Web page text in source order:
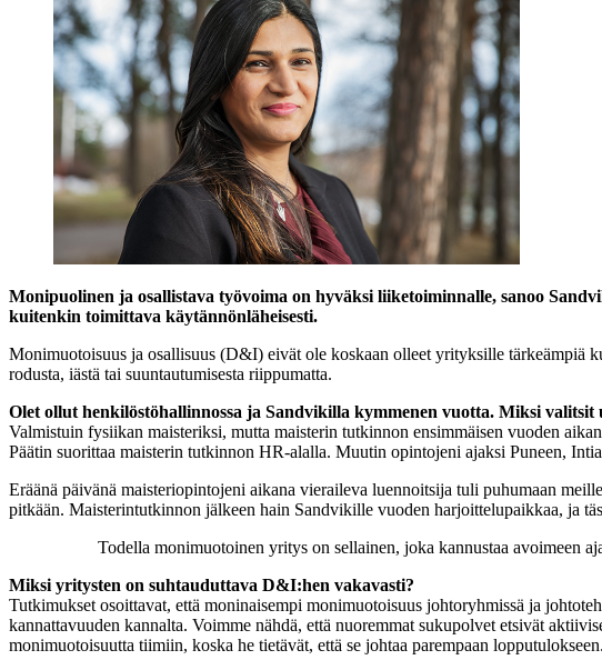
Monipuolinen ja osallistava työvoima on hyväksi liiketoiminnalle, sanoo
kuitenkin toimittava käytännönläheisesti.
Monimuotoisuus ja osallisuus (D&I) eivät ole koskaan olleet yrityksille tärkeämpiä
rodusta, iästä tai suuntautumisesta riippumatta.
Olet ollut henkilöstöhallinnossa ja Sandvikilla kymmenen vuotta. Miksi
Valmistuin fysiikan maisteriksi, mutta maisterin tutkinnon ensimmäisen vuoden
Päätin suorittaa maisterin tutkinnon HR-alalla. Muutin opintojeni ajaksi Puneen,
Eräänä päivänä maisteriopintojeni aikana vieraileva luennoitsija tuli puhumaan
pitkään. Maisterintutkinnon jälkeen hain Sandvikille vuoden harjoittelupaikkaa, ja
Todella monimuotoinen yritys on sellainen, joka kannustaa avoimeen
Miksi yritysten on suhtauduttava D&I:hen vakavasti?
Tutkimukset osoittavat, että moninaisempi monimuotoisuus johtoryhmissä ja
kannattavuuden kannalta. Voimme nähdä, että nuoremmat sukupolvet etsivät
monimuotoisuutta tiimiin, koska he tietävät, että se johtaa parempaan lopputulokseen.